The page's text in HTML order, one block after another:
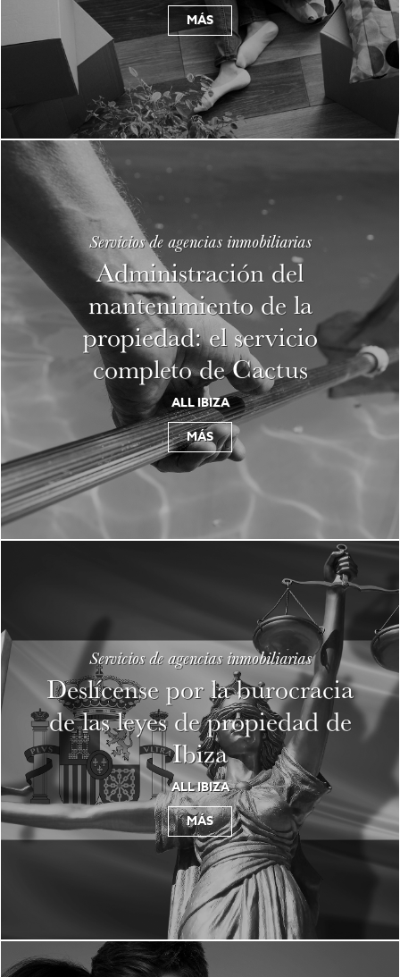
MÁS
Servicios de agencias inmobiliarias
Administración del
mantenimiento de la
propiedad: el servicio
completo de Cactus
ALL IBIZA
MÁS
Servicios de agencias inmobiliarias
Deslícense por la burocracia
de las leyes de propiedad de
Ibiza
ALL IBIZA
MÁS